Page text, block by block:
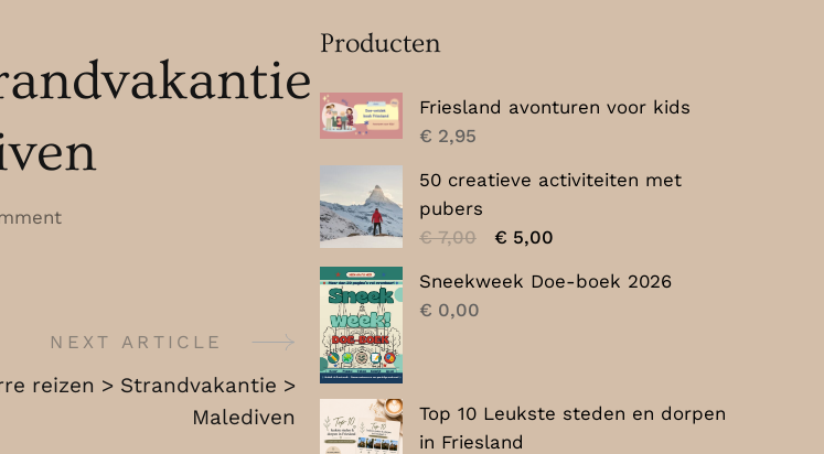
on
Malediven
NEXT ARTICLE
reizen > Strandvakantie >
Malediven
Producten
Friesland avonturen voor kids
€ 2,95
50 creatieve activiteiten met
pubers
€7,00
Oorspronkelijke
was:
€ 5,00
is:
Sneekweek Doe-boek 2026
€ 0,00
Top 10 Leukste steden en dorpen
in Friesland